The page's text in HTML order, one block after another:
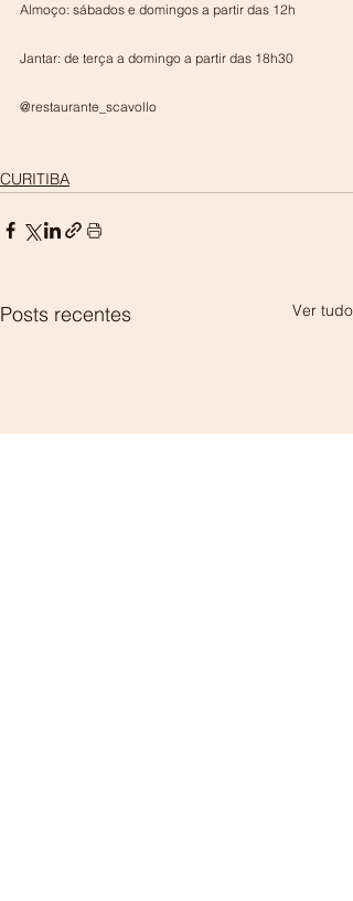
Almoço: sábados e domingos a partir das 12h
Jantar: de terça a domingo a partir das 18h30
@restaurante_scavollo
CURITIBA
Posts recentes Ver tudo